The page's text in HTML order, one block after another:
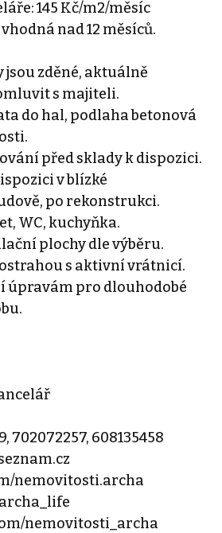
145 Kč/m2/měsíc
nad 12 měsíců.
zděné, aktuálně
s majiteli.
do hal, podlaha betonová
před sklady k dispozici.
v blízké
po rekonstrukci.
WC, kuchyňka.
plochy dle výběru.
s aktivní vrátnicí.
úpravám pro dlouhodobé
702072257, 608135458
nemovitosti.archa
nemovitosti_archa